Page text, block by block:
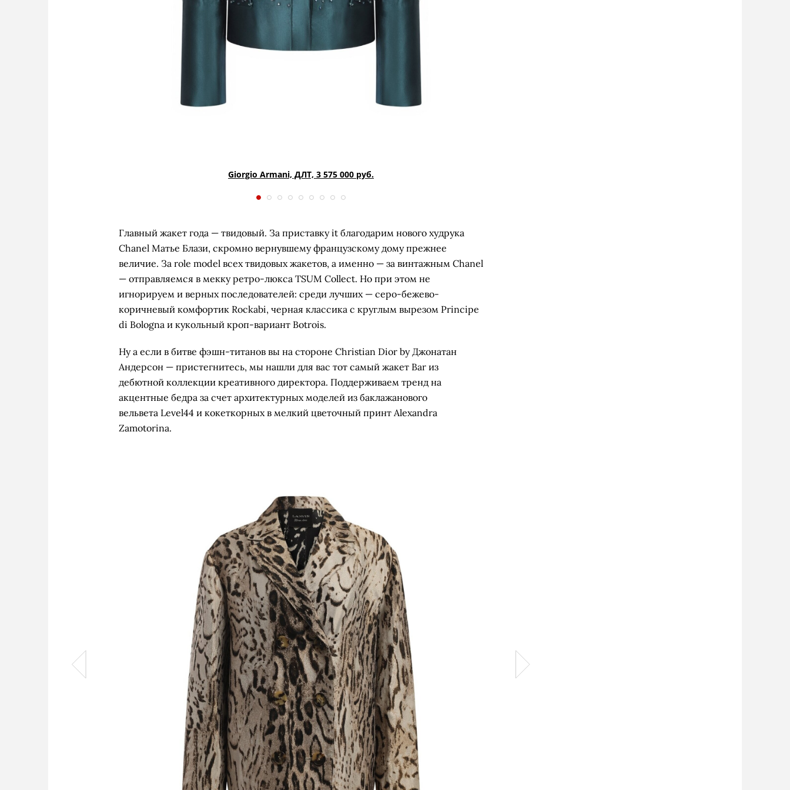
Giorgio Armani, ДЛТ, 3 575 000 руб.
Главный жакет года — твидовый. За приставку it благодарим нового худрука
Chanel Матье Блази, скромно вернувшему французскому дому прежнее
величие. За role model всех твидовых жакетов, а именно — за винтажным Chanel
— отправляемся в мекку ретро-люкса TSUM Collect. Но при этом не
игнорируем и верных последователей: среди лучших — серо-бежево-
коричневый комфортик Rockabi, черная классика с круглым вырезом Principe
di Bologna и кукольный кроп-вариант Botrois.
Ну а если в битве фэшн-титанов вы на стороне Christian Dior by Джонатан
Андерсон — пристегнитесь, мы нашли для вас тот самый жакет Bar из
дебютной коллекции креативного директора. Поддерживаем тренд на
акцентные бедра за счет архитектурных моделей из баклажанового
вельвета Level44 и кокеткорных в мелкий цветочный принт Alexandra
Zamotorina.
Rudy|Eye, 95 000 руб.
Yudashkin, 35 000 руб.